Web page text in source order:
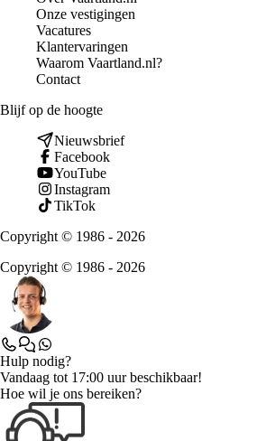
Onze vestigingen
Vacatures
Klantervaringen
Waarom Vaartland.nl?
Contact
Blijf op de hoogte
Nieuwsbrief
Facebook
YouTube
Instagram
TikTok
Copyright © 1986 - 2026
Copyright © 1986 - 2026
Hulp nodig?
Vandaag tot 17:00 uur beschikbaar!
Hoe wil je ons bereiken?